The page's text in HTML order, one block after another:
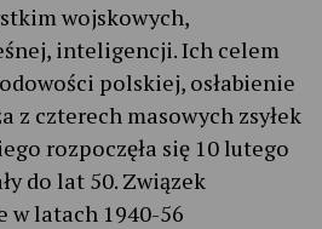
wojskowych,
inteligencji. Ich celem
polskiej, osłabienie
z czterech masowych zsyłek
rozpoczęła się 10 lutego
do lat 50. Związek
w latach 1940-56